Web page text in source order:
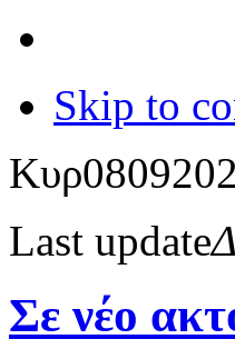
Skip to
Κυρ0809
Last update
Σε νέο